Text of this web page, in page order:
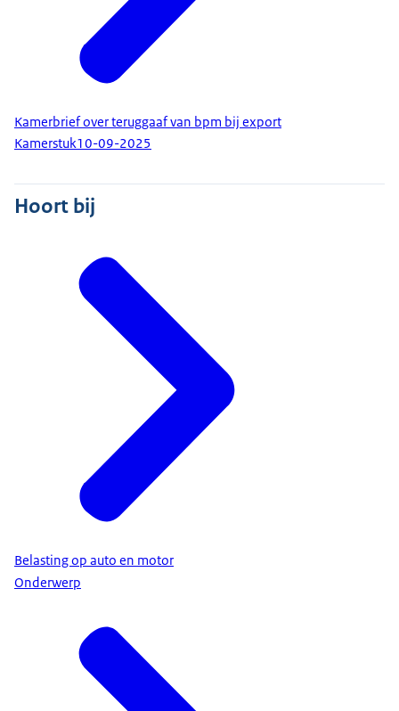
Kamerbrief over teruggaaf van bpm bij export
Kamerstuk10-09-2025
Hoort bij
Belasting op auto en motor
Onderwerp